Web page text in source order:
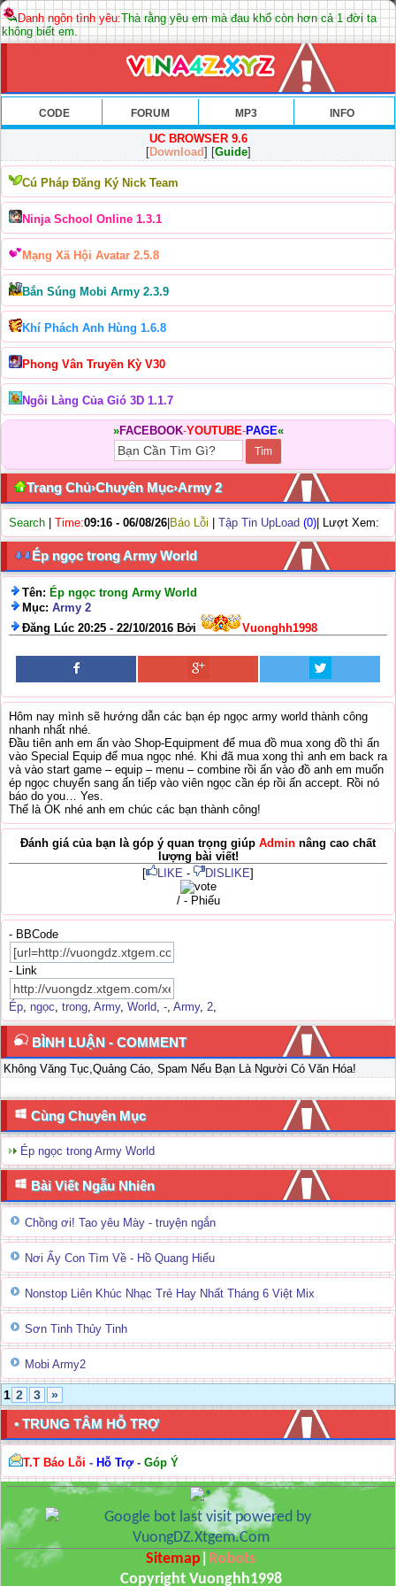
Danh ngôn tình yêu:Thà rằng yêu em mà đau khổ còn hơn cả 1 đời ta
không biết em.
CODE FORUM MP3 INFO
UC BROWSER 9.6
[Download] [Guide]
Cú Pháp Đăng Ký Nick Team
Ninja School Online 1.3.1
Mạng Xã Hội Avatar 2.5.8
Bắn Súng Mobi Army 2.3.9
Khí Phách Anh Hùng 1.6.8
Phong Vân Truyền Kỳ V30
Ngôi Làng Của Gió 3D 1.1.7
»FACEBOOK-YOUTUBE-PAGE«
Trang Chủ›Chuyên Mục›Army 2
Search Time:09:16 - 06/08/26 Báo Lỗi Tập Tin UpLoad (0) | Lượt Xem:
Ép ngọc trong Army World
Tên: Ép ngọc trong Army World
Mục: Army 2
Đăng Lúc 20:25 - 22/10/2016 Bởi
Vuonghh1998
Hôm nay mình sẽ hướng dẫn các bạn ép ngọc army world thành công
nhanh nhất nhé.
Đầu tiên anh em ấn vào Shop-Equipment để mua đồ mua xong đồ thì ấn
vào Special Equip để mua ngọc nhé. Khi đã mua xong thì anh em back ra
và vào start game – equip – menu – combine rồi ấn vào đồ anh em muốn
ép ngọc chuyển sang ấn tiếp vào viên ngọc cần ép rồi ấn accept. Rồi nó
báo do you… Yes.
Thế là OK nhé anh em chúc các bạn thành công!
Đánh giá của bạn là góp ý quan trọng giúp Admin nâng cao chất
lượng bài viết!
[
LIKE - DISLIKE]
/ - Phiếu
- BBCode
- Link
Ép, ngọc, trong, Army, World, -, Army, 2,
BÌNH LUẬN - COMMENT
Không Văng Tục,Quảng Cáo, Spam Nếu Bạn Là Người Có Văn Hóa!
Cùng Chuyên Mục
Ép ngọc trong Army World
Bài Viết Ngẫu Nhiên
Chồng ơi! Tao yêu Mày - truyện ngắn
Nơi Ấy Con Tìm Về - Hồ Quang Hiếu
Nonstop Liên Khúc Nhạc Trẻ Hay Nhất Tháng 6 Việt Mix
Sơn Tinh Thủy Tinh
Mobi Army2
1 2 3 »
• TRUNG TÂM HỖ TRỢ
T.T Báo Lỗi - Hỗ Trợ- Góp Ý
Sitemap Robots
Copyright Vuonghh1998